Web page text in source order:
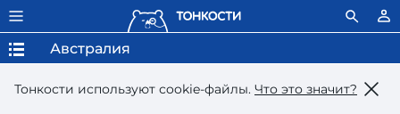
Тонкости используют сookie-файлы. Что это значит?
Австралия